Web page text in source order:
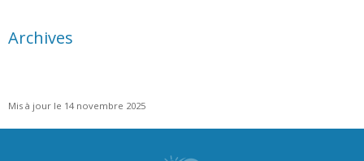
Archives
Mis à jour le 14 novembre 2025